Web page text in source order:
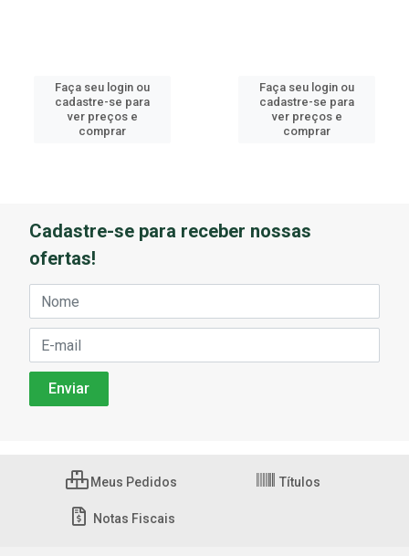
Faça seu login ou
cadastre-se para
ver preços e
comprar
Faça seu login ou
cadastre-se para
ver preços e
comprar
Cadastre-se para receber nossas
ofertas!
Meus Pedidos Títulos
Notas Fiscais